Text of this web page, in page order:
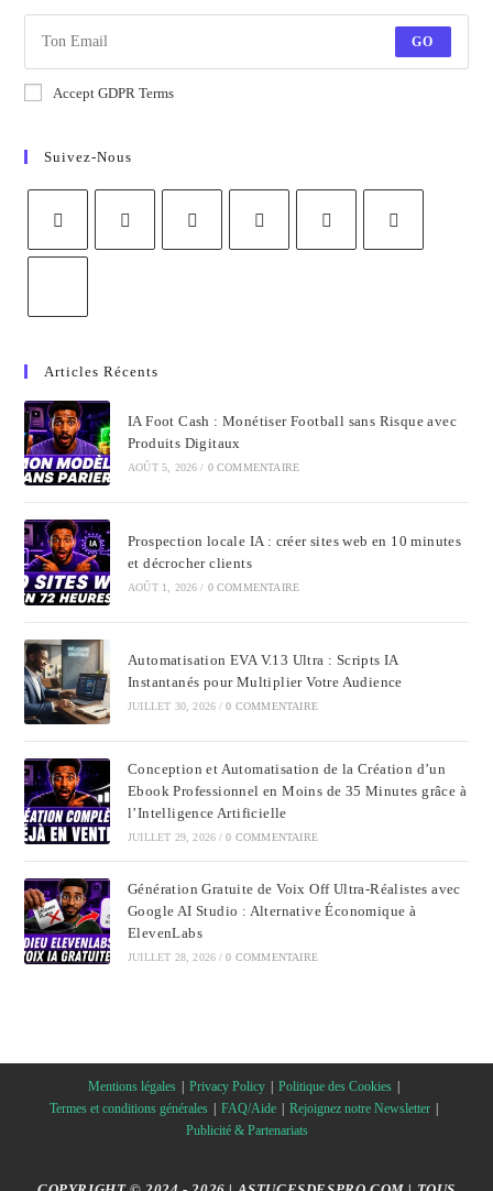
GO
Accept GDPR Terms
Suivez-Nous
Articles Récents
IA Foot Cash : Monétiser Football sans Risque avec
Produits Digitaux
AOÛT 5, 2026 / 0 COMMENTAIRE
Prospection locale IA : créer sites web en 10 minutes
et décrocher clients
AOÛT 1, 2026 / 0 COMMENTAIRE
Automatisation EVA V.13 Ultra : Scripts IA
Instantanés pour Multiplier Votre Audience
JUILLET 30, 2026 / 0 COMMENTAIRE
Conception et Automatisation de la Création d’un
Ebook Professionnel en Moins de 35 Minutes grâce à
l’Intelligence Artificielle
JUILLET 29, 2026 / 0 COMMENTAIRE
Génération Gratuite de Voix Off Ultra-Réalistes avec
Google AI Studio : Alternative Économique à
ElevenLabs
JUILLET 28, 2026 / 0 COMMENTAIRE
Mentions légales Privacy Policy
Politique des Cookies
Termes et conditions générales
FAQ/Aide
Rejoignez notre Newsletter
Publicité & Partenariats